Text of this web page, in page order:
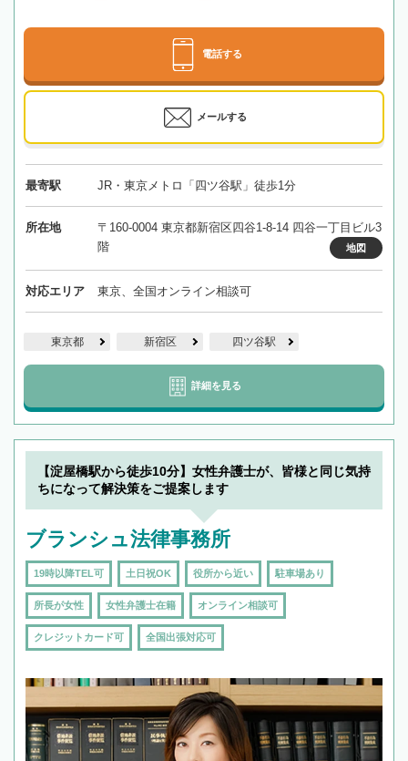
電話する
メールする
最寄駅 JR・東京メトロ「四ツ谷駅」徒歩1分
所在地
〒160-0004 東京都新宿区四谷1-8-14 四谷一丁目ビル3
階
地図
対応エリア 東京、全国オンライン相談可
東京都 新宿区 四ツ谷駅
詳細を見る
【淀屋橋駅から徒歩10分】女性弁護士が、皆様と同じ気持
ちになって解決策をご提案します
ブランシュ法律事務所
19時以降TEL可 土日祝OK 役所から近い 駐車場あり
所長が女性 女性弁護士在籍 オンライン相談可
クレジットカード可 全国出張対応可